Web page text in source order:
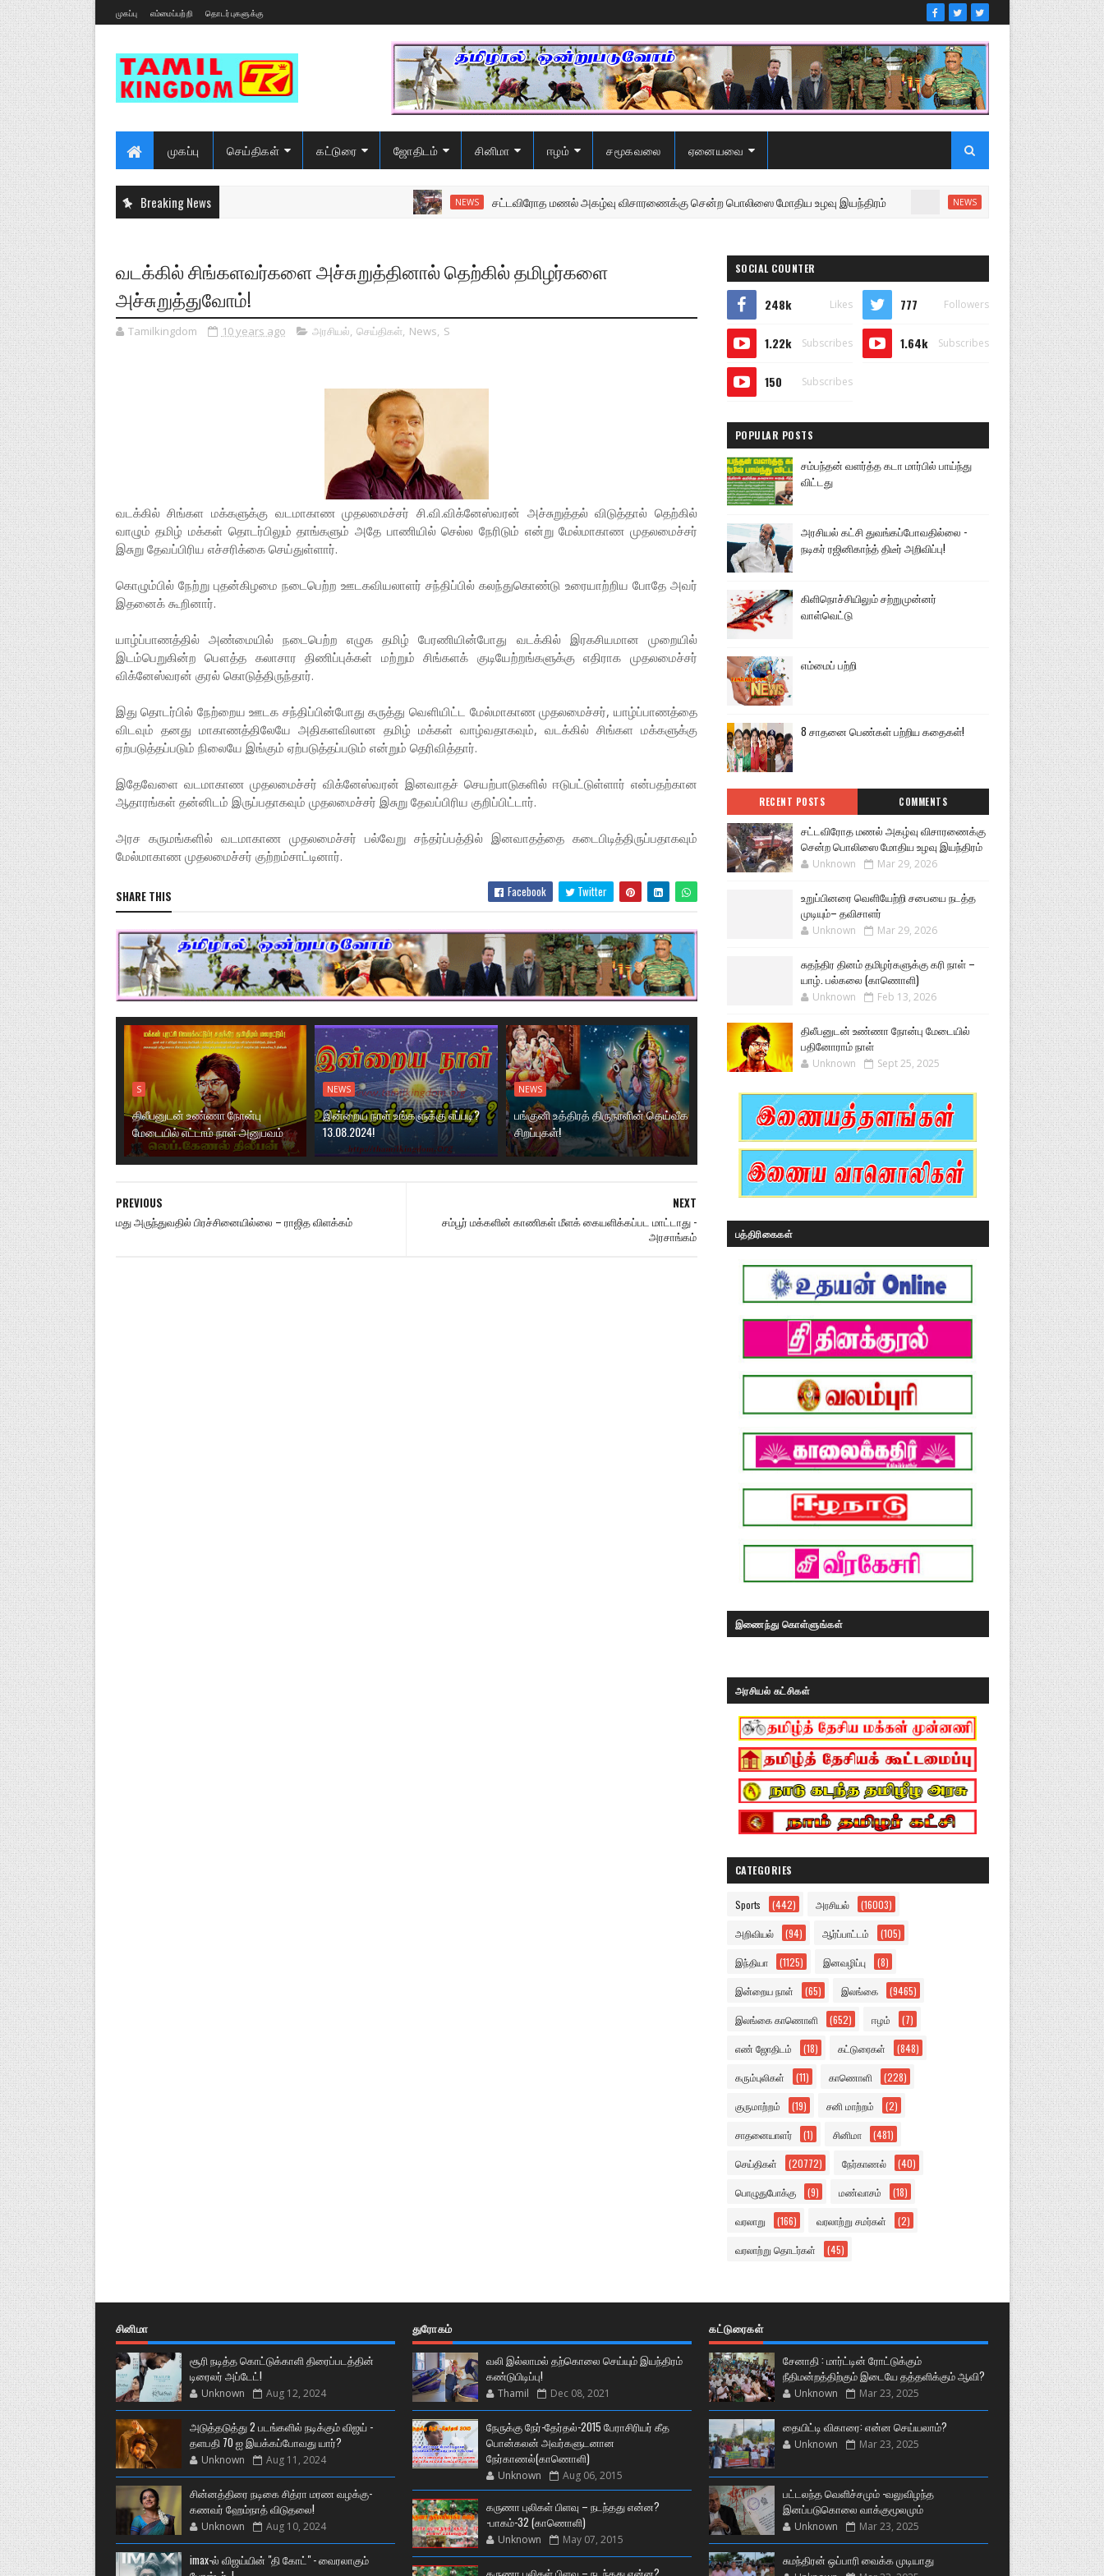
முகப்பு எம்மைப்பற்றி தொடர்புகளுக்கு
முகப்பு செய்திகள் கட்டுரை ஜோதிடம் சினிமா ஈழம் சமூகவலை ஏனையவை
Breaking News NEWS சட்டவிரோத மணல் அகழ்வு விசாரணைக்கு சென்ற பொலிஸை மோதிய உழவு இயந்திரம் உறுப்பினரை வெளியேற்றி
வடக்கில் சிங்களவர்களை அச்சுறுத்தினால் தெற்கில் தமிழர்களை
அச்சுறுத்துவோம்!
Tamilkingdom 10 years ago அரசியல், செய்திகள், News, S
வடக்கில் சிங்கள மக்களுக்கு வடமாகாண முதலமைச்சர் சி.வி.விக்னேஸ்வரன் அச்சுறுத்தல் விடுத்தால் தெற்கில்
வாழும் தமிழ் மக்கள் தொடர்பிலும் தாங்களும் அதே பாணியில் செல்ல நேரிடும் என்று மேல்மாகாண முதலமைச்சர்
இசுறு தேவப்பிரிய எச்சரிக்கை செய்துள்ளார்.
கொழும்பில் நேற்று புதன்கிழமை நடைபெற்ற ஊடகவியலாளர் சந்திப்பில் கலந்துகொண்டு உரையாற்றிய போதே அவர்
இதனைக் கூறினார்.
யாழ்ப்பாணத்தில் அண்மையில் நடைபெற்ற எழுக தமிழ் பேரணியின்போது வடக்கில் இரகசியமான முறையில்
இடம்பெறுகின்ற பௌத்த கலாசார திணிப்புக்கள் மற்றும் சிங்களக் குடியேற்றங்களுக்கு எதிராக முதலமைச்சர்
விக்னேஸ்வரன் குரல் கொடுத்திருந்தார்.
இது தொடர்பில் நேற்றைய ஊடக சந்திப்பின்போது கருத்து வெளியிட்ட மேல்மாகாண முதலமைச்சர், யாழ்ப்பாணத்தை
விடவும் தனது மாகாணத்திலேயே அதிகளவிலான தமிழ் மக்கள் வாழ்வதாகவும், வடக்கில் சிங்கள மக்களுக்கு
ஏற்படுத்தப்படும் நிலையே இங்கும் ஏற்படுத்தப்படும் என்றும் தெரிவித்தார்.
இதேவேளை வடமாகாண முதலமைச்சர் விக்னேஸ்வரன் இனவாதச் செயற்பாடுகளில் ஈடுபட்டுள்ளார் என்பதற்கான
ஆதாரங்கள் தன்னிடம் இருப்பதாகவும் முதலமைச்சர் இசுறு தேவப்பிரிய குறிப்பிட்டார்.
அரச கருமங்களில் வடமாகாண முதலமைச்சர் பல்வேறு சந்தர்ப்பத்தில் இனவாதத்தை கடைபிடித்திருப்பதாகவும்
மேல்மாகாண முதலமைச்சர் குற்றம்சாட்டினார்.
SHARE THIS Facebook Twitter
S
திலீபனுடன் உண்ணா நோன்பு
மேடையில் எட்டாம் நாள் அனுபவம்
NEWS
இன்றைய நாள் உங்களுக்கு எப்படி?
13.08.2024!
NEWS
பங்குனி உத்திரத் திருநாளின் தெய்வீக
சிறப்புகள்!
NEXT
சம்பூர் மக்களின் காணிகள் மீளக் கையளிக்கப்பட மாட்டாது -
அரசாங்கம்
PREVIOUS
மது அருந்துவதில் பிரச்சினையில்லை – ராஜித விளக்கம்
SOCIAL COUNTER
248k Likes 777 Followers
1.22k Subscribes 1.64k Subscribes
150 Subscribes
POPULAR POSTS
சம்பந்தன் வளர்த்த கடா மார்பில் பாய்ந்து
விட்டது
அரசியல் கட்சி துவங்கப்போவதில்லை -
நடிகர் ரஜினிகாந்த் திடீர் அறிவிப்பு!
கிளிநொச்சியிலும் சற்றுமுன்னர்
வாள்வெட்டு
எம்மைப் பற்றி
8 சாதனை பெண்கள் பற்றிய கதைகள்!
RECENT POSTS COMMENTS
சட்டவிரோத மணல் அகழ்வு விசாரணைக்கு
சென்ற பொலிஸை மோதிய உழவு இயந்திரம்
Unknown Mar 29, 2026
உறுப்பினரை வெளியேற்றி சபையை நடத்த
முடியும்– தவிசாளர்
Unknown Mar 29, 2026
சுதந்திர தினம் தமிழர்களுக்கு கரி நாள் –
யாழ். பல்கலை (காணொளி)
Unknown Feb 13, 2026
திலீபனுடன் உண்ணா நோன்பு மேடையில்
பதினோராம் நாள்
Unknown Sept 25, 2025
பத்திரிகைகள்
இணைந்து கொள்ளுங்கள்
அரசியல் கட்சிகள்
CATEGORIES
Sports (442) அரசியல் (16003)
அறிவியல் (94) ஆர்ப்பாட்டம் (105)
இந்தியா (1125) இனவழிப்பு (8)
இன்றைய நாள் (65) இலங்கை (9465)
இலங்கை காணொளி (652) ஈழம் (7)
எண் ஜோதிடம் (18) கட்டுரைகள் (848)
கரும்புலிகள் (11) காணொளி (228)
குருமாற்றம் (19) சனி மாற்றம் (2)
சாதனையாளர் (1) சினிமா (481)
செய்திகள் (20772) நேர்காணல் (40)
பொழுதுபோக்கு (9) மண்வாசம் (18)
வரலாறு (166) வரலாற்று சமர்கள் (2)
வரலாற்று தொடர்கள் (45)
சினிமா
சூரி நடித்த கொட்டுக்காளி திரைப்படத்தின்
டிரைலர் அப்டேட்!
Unknown Aug 12, 2024
அடுத்தடுத்து 2 படங்களில் நடிக்கும் விஜய் -
தளபதி 70 ஐ இயக்கப்போவது யார்?
Unknown Aug 11, 2024
சின்னத்திரை நடிகை சித்ரா மரண வழக்கு-
கணவர் ஹேம்நாத் விடுதலை!
Unknown Aug 10, 2024
imax-ல் விஜய்யின் "தி கோட்" - வைரலாகும்
துரோகம்
வலி இல்லாமல் தற்கொலை செய்யும் இயந்திரம்
கண்டுபிடிப்பு!
Thamil Dec 08, 2021
நேருக்கு நேர்-தேர்தல்-2015 பேராசிரியர் கீத
பொன்கலன் அவர்களுடனான
நேர்காணல்(காணொளி)
Unknown Aug 06, 2015
கருணா புலிகள் பிளவு – நடந்தது என்ன?
-பாகம்-32 (காணொளி)
Unknown May 07, 2015
கருணா புலிகள் பிளவு – நடந்தது என்ன?
கட்டுரைகள்
சேனாதி : மார்ட்டின் ரோட்டுக்கும்
நீதிமன்றத்திற்கும் இடையே தத்தளிக்கும் ஆவி?
Unknown Mar 23, 2025
தையிட்டி விகாரை: என்ன செய்யலாம்?
Unknown Mar 23, 2025
பட்டலந்த வெளிச்சமும் -வலுவிழந்த
இனப்படுகொலை வாக்குமூலமும்
Unknown Mar 23, 2025
சுமந்திரன் ஒப்பாரி வைக்க முடியாது